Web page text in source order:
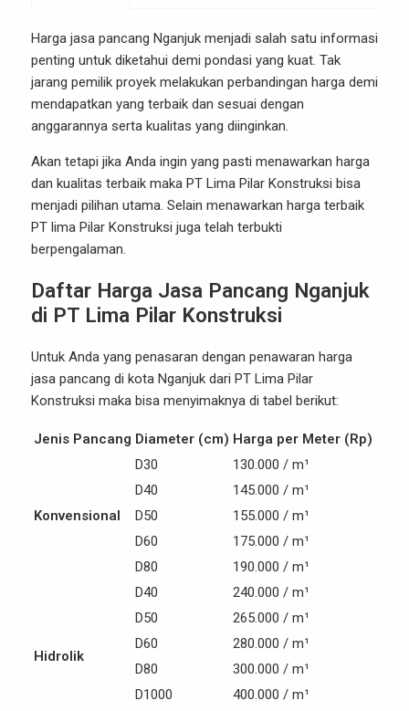
Harga jasa pancang Nganjuk menjadi salah satu informasi
penting untuk diketahui demi pondasi yang kuat. Tak
jarang pemilik proyek melakukan perbandingan harga demi
mendapatkan yang terbaik dan sesuai dengan
anggarannya serta kualitas yang diinginkan.
Akan tetapi jika Anda ingin yang pasti menawarkan harga
dan kualitas terbaik maka PT Lima Pilar Konstruksi bisa
menjadi pilihan utama. Selain menawarkan harga terbaik
PT lima Pilar Konstruksi juga telah terbukti
berpengalaman.
Daftar Harga Jasa Pancang Nganjuk
di PT Lima Pilar Konstruksi
Untuk Anda yang penasaran dengan penawaran harga
jasa pancang di kota Nganjuk dari PT Lima Pilar
Konstruksi maka bisa menyimaknya di tabel berikut:
Jenis Pancang Diameter (cm) Harga per Meter (Rp)
Konvensional
D30
130.000 / m¹
D40
145.000 / m¹
D50
155.000 / m¹
D60
175.000 / m¹
D80
190.000 / m¹
Hidrolik
D40
240.000 / m¹
D50
265.000 / m¹
D60
280.000 / m¹
D80
300.000 / m¹
D1000
400.000 / m¹